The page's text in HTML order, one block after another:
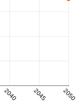
2040 2045 2050